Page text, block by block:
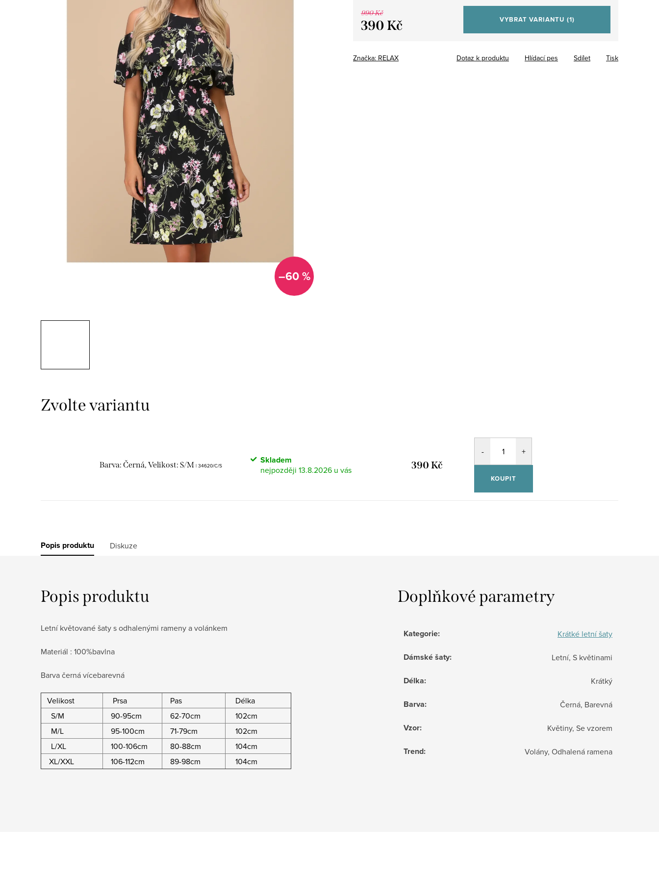
–60 %
990 Kč
390 Kč VYBRAT VARIANTU (1)
Značka: RELAX Tisk
Dotaz k produktu Hlídací pes Sdílet
Barva: Černá, Velikost: S/M | 34620/C/S Skladem
13.8.2026 390 Kč
KOUPIT
Popis produktu Diskuze
Popis produktu
Letní květované šaty s odhalenými rameny a volánkem
Materiál : 100%bavlna
Barva černá vícebarevná
Velikost Prsa Pas
Délka
S/M
90-95cm 62-70cm
102cm
M/L
95-100cm 71-79cm
102cm
L/XL
100-106cm 80-88cm
104cm
XL/XXL
106-112cm 89-98cm 104cm
Doplňkové parametry
Kategorie: Krátké letní šaty
Dámské šaty: Letní, S květinami
Délka: Krátký
Barva: Černá, Barevná
Vzor: Květiny, Se vzorem
Trend: Volány, Odhalená ramena